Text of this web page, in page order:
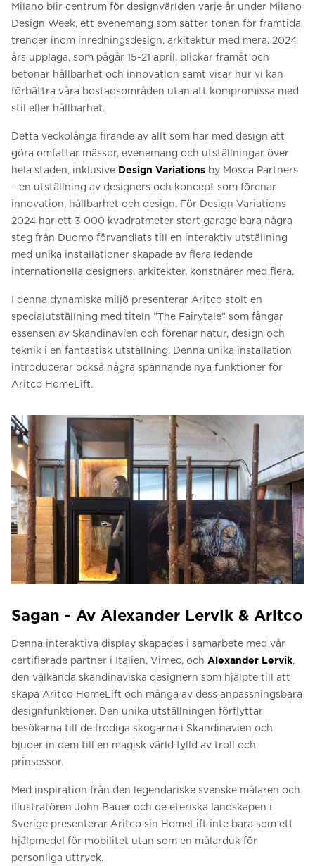
FAQ
Milano blir centrum för designvärlden varje år under Milano
Design Week, ett evenemang som sätter tonen för framtida
trender inom inredningsdesign, arkitektur med mera. 2024
års upplaga, som pågår 15-21 april, blickar framåt och
betonar hållbarhet och innovation samt visar hur vi kan
förbättra våra bostadsområden utan att kompromissa med
stil eller hållbarhet.
Detta veckolånga firande av allt som har med design att
göra omfattar mässor, evenemang och utställningar över
hela staden, inklusive Design Variations by Mosca Partners
– en utställning av designers och koncept som förenar
innovation, hållbarhet och design. För Design Variations
2024 har ett 3 000 kvadratmeter stort garage bara några
steg från Duomo förvandlats till en interaktiv utställning
med unika installationer skapade av flera ledande
internationella designers, arkitekter, konstnärer med flera.
I denna dynamiska miljö presenterar Aritco stolt en
specialutställning med titeln ”The Fairytale” som fångar
essensen av Skandinavien och förenar natur, design och
teknik i en fantastisk utställning. Denna unika installation
introducerar också några spännande nya funktioner för
Aritco HomeLift.
Sagan - Av Alexander Lervik & Aritco
Denna interaktiva display skapades i samarbete med vår
certifierade partner i Italien, Vimec, och Alexander Lervik,
den välkända skandinaviska designern som hjälpte till att
skapa Aritco HomeLift och många av dess anpassningsbara
designfunktioner. Den unika utställningen förflyttar
besökarna till de frodiga skogarna i Skandinavien och
bjuder in dem till en magisk värld fylld av troll och
prinsessor.
Med inspiration från den legendariske svenske målaren och
illustratören John Bauer och de eteriska landskapen i
Sverige presenterar Aritco sin HomeLift inte bara som ett
hjälpmedel för mobilitet utan som en målarduk för
personliga uttryck.